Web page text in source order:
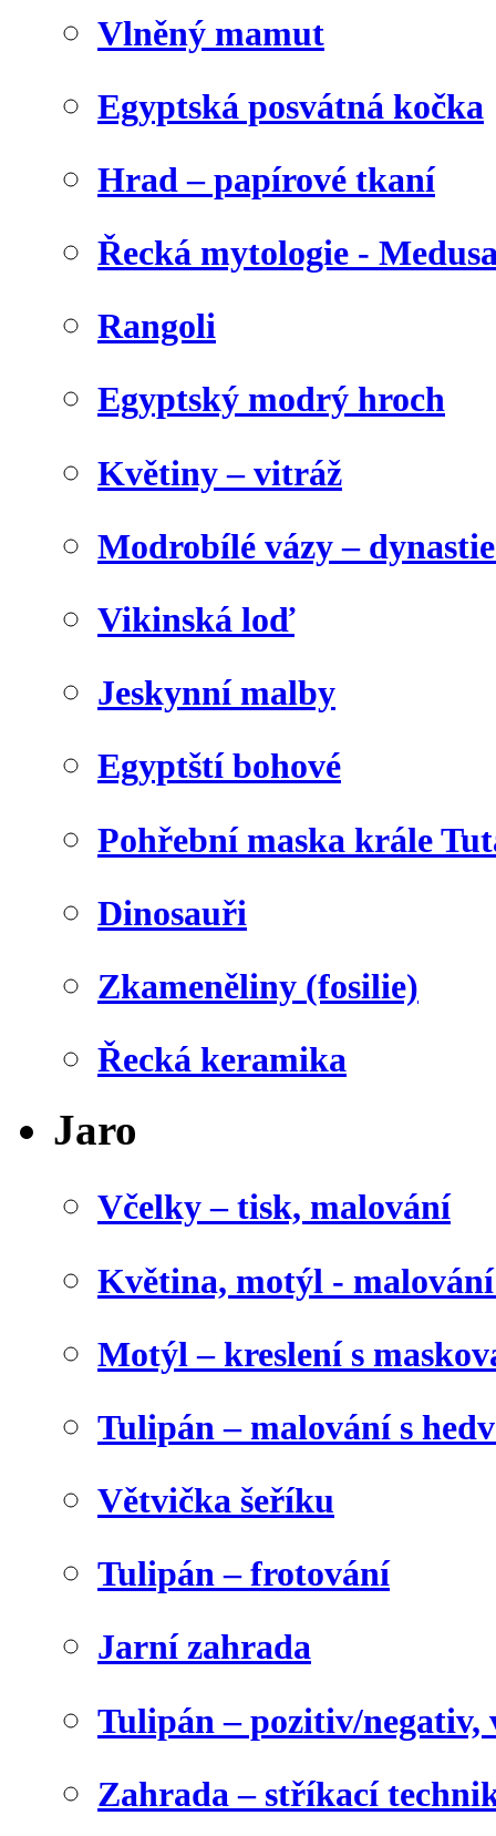
Vlněný mamut
Egyptská posvátná kočka
Hrad – papírové tkaní
Řecká mytologie -
Rangoli
Egyptský modrý hroch
Květiny – vitráž
Modrobílé vázy –
Vikinská loď
Jeskynní malby
Egyptští bohové
Pohřební maska krále
Dinosauři
Zkameněliny (fosilie)
Řecká keramika
Jaro
Včelky – tisk, malování
Květina, motýl -
Motýl – kreslení s
Tulipán – malování s
Větvička šeříku
Tulipán – frotování
Jarní zahrada
Tulipán – pozitiv/negativ,
Zahrada – stříkací